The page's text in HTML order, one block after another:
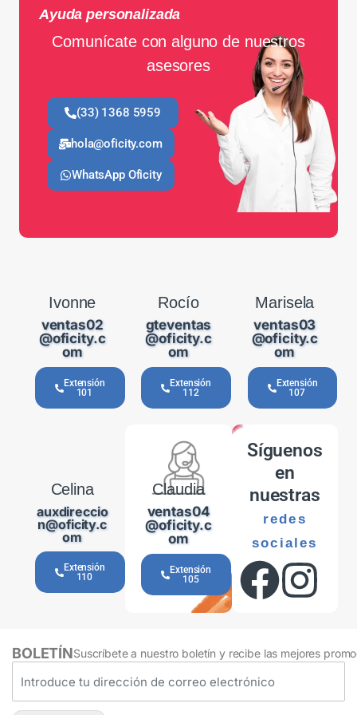
Ayuda personalizada
Comunícate con alguno de nuestros
asesores
(33) 1368 5959
hola@oficity.com
WhatsApp Oficity
Ivonne
ventas02
@oficity.c
om
Extensión
101
Rocío
gteventas
@oficity.c
om
Extensión
112
Marisela
ventas03
@oficity.c
om
Extensión
107
Celina
auxdireccio
n@oficity.c
om
Extensión
110
Claudia
ventas04
@oficity.c
om
Extensión
105
Síguenos
en
nuestras
redes
sociales
BOLETÍNSuscríbete a nuestro boletín y recibe las mejores
r